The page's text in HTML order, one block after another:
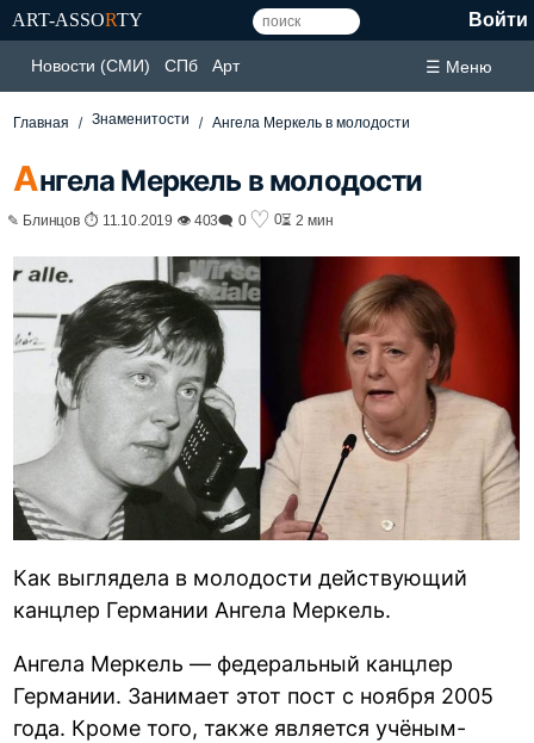
ART-ASSORTY Войти
Новости (СМИ) СПб Арт ☰ Меню
Главная Знаменитости Ангела Меркель в молодости
Ангела Меркель в молодости
✎ Блинцов ⏱ 11.10.2019 👁 403🗨 0 ♡ 0⏳ 2 мин
Как выглядела в молодости действующий
канцлер Германии Ангела Меркель.
Ангела Меркель — федеральный канцлер
Германии. Занимает этот пост с ноября 2005
года. Кроме того, также является учёным-